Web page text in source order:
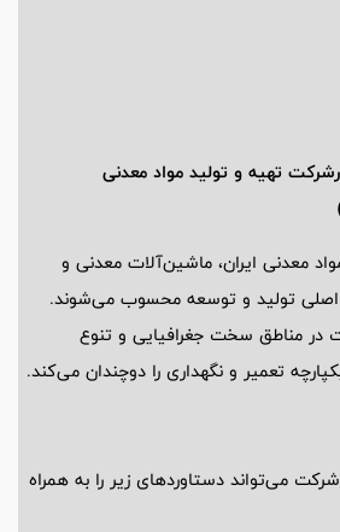
تهیه و تولید مواد معدنی
معدنی ایران، ماشین‌آلات معدنی و
اصلی تولید و توسعه محسوب می‌شوند.
در مناطق سخت جغرافیایی و تنوع
تعمیر و نگهداری را دوچندان می‌کند.
می‌تواند دستاوردهای زیر را به همراه